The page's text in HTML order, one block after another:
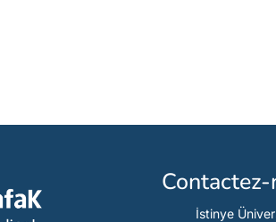
Contactez-
İstinye